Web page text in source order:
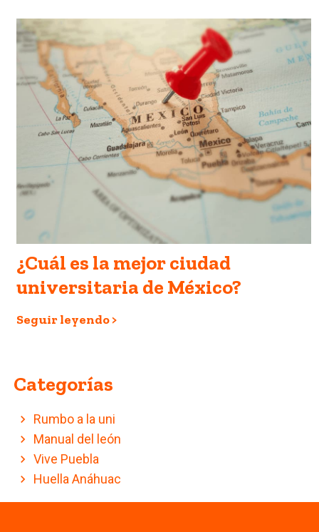
¿Cuál es la mejor ciudad
universitaria de México?
Seguir leyendo >
Categorías
Rumbo a la uni
Manual del león
Vive Puebla
Huella Anáhuac